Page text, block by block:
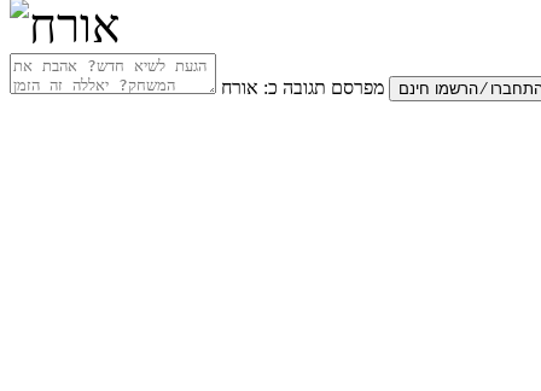
מפרסם תגובה כ: אורח